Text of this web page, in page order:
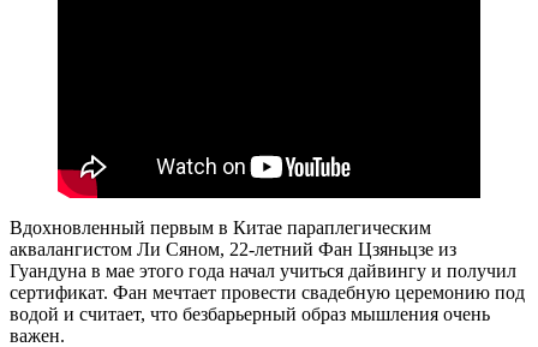
Вдохновленный первым в Китае параплегическим
аквалангистом Ли Сяном, 22-летний Фан Цзяньцзе из
Гуандуна в мае этого года начал учиться дайвингу и получил
сертификат. Фан мечтает провести свадебную церемонию под
водой и считает, что безбарьерный образ мышления очень
важен.